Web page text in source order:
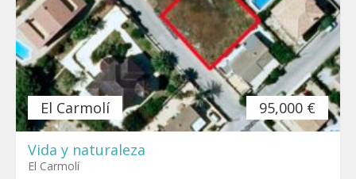
El Carmolí 95,000 €
Vida y naturaleza
El Carmolí